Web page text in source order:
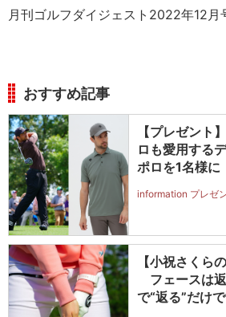
月刊ゴルフダイジェスト2022年12月
おすすめ記事
【プレゼント
ロも愛用する
ポロを1名様に
information プレゼ
【小祝さくら
フェースは
で“返る”だけで